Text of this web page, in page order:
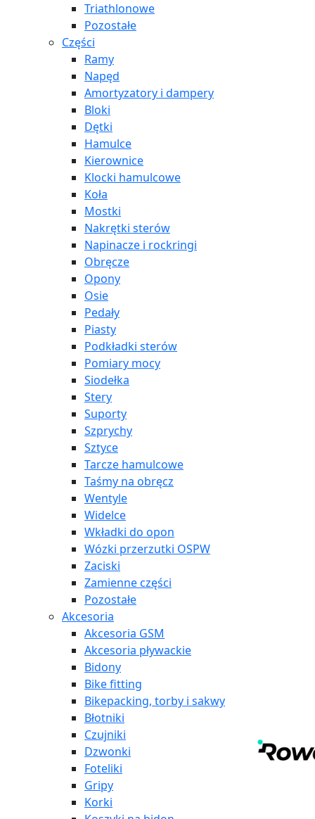
Triathlonowe
Pozostałe
Części
Ramy
Napęd
Amortyzatory i dampery
Bloki
Dętki
Hamulce
Kierownice
Klocki hamulcowe
Koła
Mostki
Nakrętki sterów
Napinacze i rockringi
Obręcze
Opony
Osie
Pedały
Piasty
Podkładki sterów
Pomiary mocy
Siodełka
Stery
Suporty
Szprychy
Sztyce
Tarcze hamulcowe
Taśmy na obręcz
Wentyle
Widelce
Wkładki do opon
Wózki przerzutki OSPW
Zaciski
Zamienne części
Pozostałe
Akcesoria
Akcesoria GSM
Akcesoria pływackie
Bidony
Bike fitting
Bikepacking, torby i sakwy
Błotniki
Czujniki
Dzwonki
Foteliki
Gripy
Korki